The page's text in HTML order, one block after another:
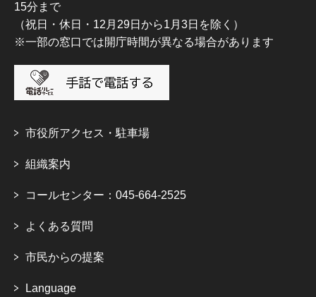
15分まで
（祝日・休日・12月29日から1月3日を除く）
※一部の窓口では開庁時間が異なる場合があります
市役所アクセス・駐車場
組織案内
コールセンター：045-664-2525
よくある質問
市民からの提案
Language